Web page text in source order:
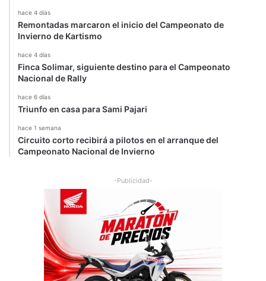
hace 4 días
Remontadas marcaron el inicio del Campeonato de
Invierno de Kartismo
hace 4 días
Finca Solimar, siguiente destino para el Campeonato
Nacional de Rally
hace 6 días
Triunfo en casa para Sami Pajari
hace 1 semana
Circuito corto recibirá a pilotos en el arranque del
Campeonato Nacional de Invierno
-Publicidad-